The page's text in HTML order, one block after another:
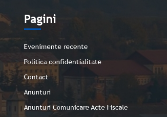
Pagini
Evenimente recente
Politica confidentialitate
Contact
Anunturi
Anunturi Comunicare Acte Fiscale